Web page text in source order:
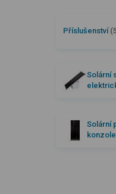
Příslušenství
Solární
Solární
konzole